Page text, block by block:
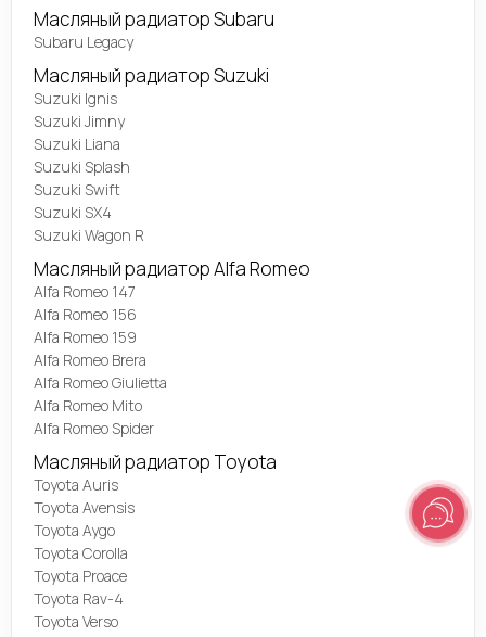
Масляный радиатор Subaru
Subaru Legacy
Масляный радиатор Suzuki
Suzuki Ignis
Suzuki Jimny
Suzuki Liana
Suzuki Splash
Suzuki Swift
Suzuki SX4
Suzuki Wagon R
Масляный радиатор Alfa Romeo
Alfa Romeo 147
Alfa Romeo 156
Alfa Romeo 159
Alfa Romeo Brera
Alfa Romeo Giulietta
Alfa Romeo Mito
Alfa Romeo Spider
Масляный радиатор Toyota
Toyota Auris
Toyota Avensis
Toyota Aygo
Toyota Corolla
Toyota Proace
Toyota Rav-4
Toyota Verso